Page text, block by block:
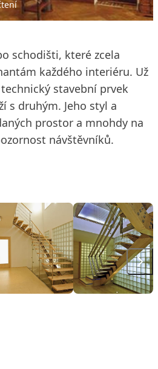
schodišti, které zcela
každého interiéru. Už
stavební prvek
s druhým. Jeho styl a
prostor a mnohdy na
návštěvníků.